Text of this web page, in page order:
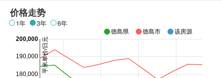
价格走势
1年 3年 6年
180,000
190,000
200,000
徳島県 徳島市 该房源
平米单价/日元